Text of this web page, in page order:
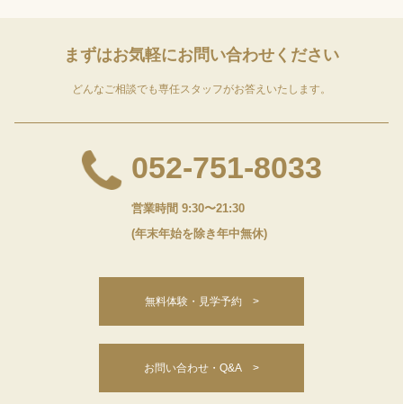
まずはお気軽にお問い合わせください
どんなご相談でも専任スタッフがお答えいたします。
052-751-8033
営業時間 9:30〜21:30
(年末年始を除き年中無休)
無料体験・見学予約 >
お問い合わせ・Q&A >